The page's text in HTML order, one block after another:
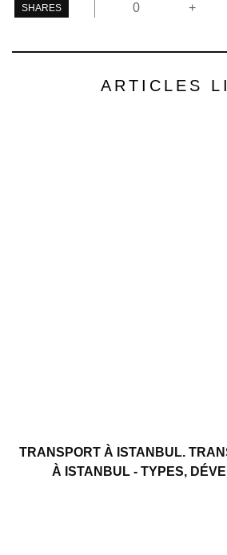
SHARES 0 +
ARTICLES
TRANSPORT À ISTANBUL.
À ISTANBUL - TYPES,